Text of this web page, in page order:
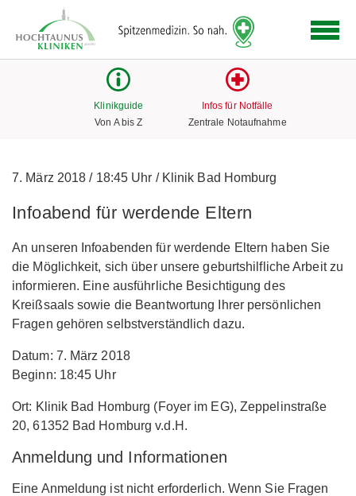
Link
zur
Klinikguide
Von A bis Z
Infos für Notfälle
Zentrale Notaufnahme
7. März 2018/18:45 Uhr /Klinik Bad Homburg
Infoabend für werdende Eltern
An unseren Infoabenden für werdende Eltern haben Sie
die Möglichkeit, sich über unsere geburtshilfliche Arbeit zu
informieren. Eine ausführliche Besichtigung des
Kreißsaals sowie die Beantwortung Ihrer persönlichen
Fragen gehören selbstverständlich dazu.
Datum: 7. März 2018
Beginn: 18:45 Uhr
Ort: Klinik Bad Homburg (Foyer im EG), Zeppelinstraße
20, 61352 Bad Homburg v.d.H.
Anmeldung und Informationen
Eine Anmeldung ist nicht erforderlich. Wenn Sie Fragen